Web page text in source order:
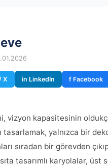
X in LinkedIn f Facebook
vizyon kapasitesinin
tasarlamak, yalnızca bir
sıradan bir görevden
tasarımlı karyolalar, üst